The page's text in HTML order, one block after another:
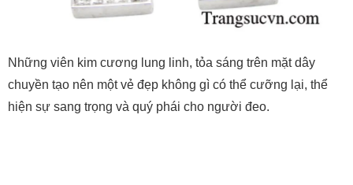
Những viên kim cương lung linh, tỏa sáng trên mặt dây
chuyền tạo nên một vẻ đẹp không gì có thể cưỡng lại, thể
hiện sự sang trọng và quý phái cho người đeo.